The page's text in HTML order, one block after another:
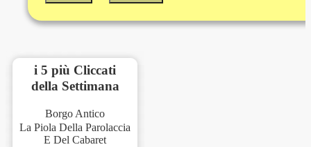
i 5 più Cliccati
della Settimana
Borgo Antico
La Piola Della Parolaccia
E Del Cabaret